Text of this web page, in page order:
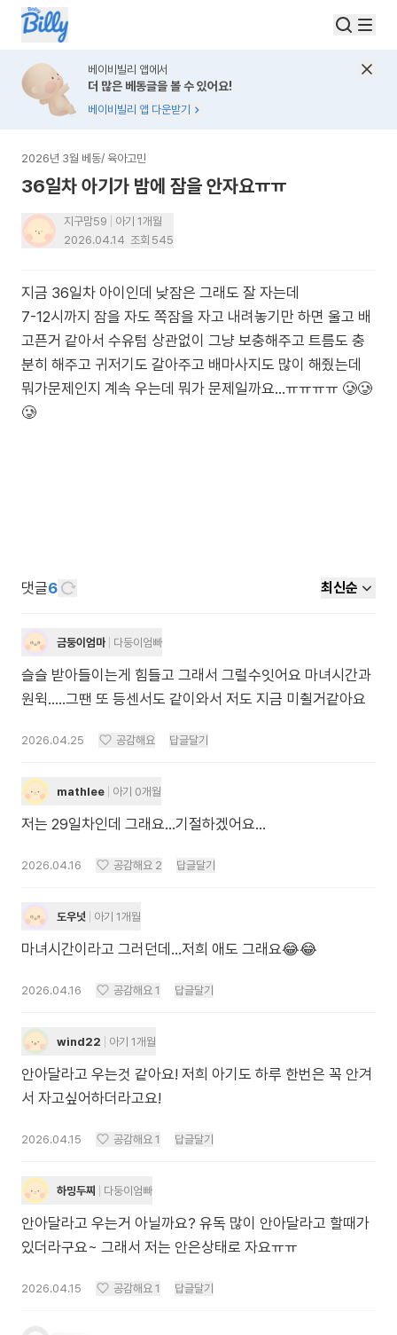
베이비빌리 앱에서
더 많은 베동글을 볼 수 있어요!
베이비빌리 앱 다운받기
2026년 3월 베동/ 육아고민
36일차 아기가 밤에 잠을 안자요ㅠㅠ
지구맘59
아기 1개월
2026.04.14 조회 545
지금 36일차 아이인데 낮잠은 그래도 잘 자는데
7-12시까지 잠을 자도 쪽잠을 자고 내려놓기만 하면 울고 배
고픈거 같아서 수유텀 상관없이 그냥 보충해주고 트름도 충
분히 해주고 귀저기도 갈아주고 배마사지도 많이 해줬는데
뭐가문제인지 계속 우는데 뭐가 문제일까요...ㅠㅠㅠㅠ 🥲🥲
🥲
댓글6 최신순
금둥이엄마 다둥이엄빠
슬슬 받아들이는게 힘들고 그래서 그럴수잇어요 마녀시간과
원윅.....그땐 또 등센서도 같이와서 저도 지금 미췰거같아요
2026.04.25 공감해요 답글달기
mathlee 아기 0개월
저는 29일차인데 그래요…기절하겠어요…
2026.04.16 공감해요 2 답글달기
도우넛 아기 1개월
마녀시간이라고 그러던데...저희 애도 그래요😂😂
2026.04.16 공감해요 1 답글달기
wind22 아기 1개월
안아달라고 우는것 같아요! 저희 아기도 하루 한번은 꼭 안겨
서 자고싶어하더라고요!
2026.04.15 공감해요 1 답글달기
하밍두찌 다둥이엄빠
안아달라고 우는거 아닐까요? 유독 많이 안아달라고 할때가
있더라구요~ 그래서 저는 안은상태로 자요ㅠㅠ
2026.04.15 공감해요 1 답글달기